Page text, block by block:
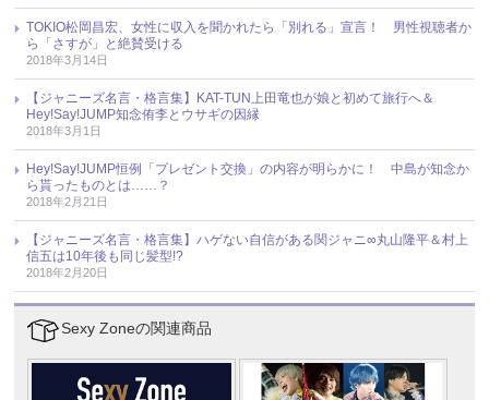
TOKIO松岡昌宏、女性に収入を聞かれたら「別れる」宣言！ 男性視聴者か
ら「さすが」と絶賛受ける
2018年3月14日
【ジャニーズ名言・格言集】KAT-TUN上田竜也が娘と初めて旅行へ＆
Hey!Say!JUMP知念侑李とウサギの因縁
2018年3月1日
Hey!Say!JUMP恒例「プレゼント交換」の内容が明らかに！ 中島が知念か
ら貰ったものとは……？
2018年2月21日
【ジャニーズ名言・格言集】ハゲない自信がある関ジャニ∞丸山隆平＆村上
信五は10年後も同じ髪型!?
2018年2月20日
Sexy Zoneの関連商品